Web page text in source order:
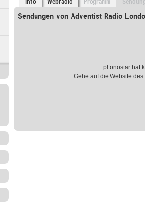
Info Webradio Programm
Sendungen von Adventist Radio
phonostar hat
Gehe auf die Website des